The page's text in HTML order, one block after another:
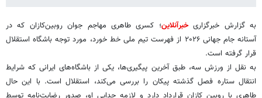
به گزارش خبرگزاریخبرآنلاین؛ کسری طاهری مهاجم جوان روبین‌کازان که در
آستانه جام جهانی ۲۰۲۶ از فهرست تیم ملی خط خورد، مورد توجه باشگاه استقلال
قرار گرفته است.
به نقل از ورزش سه، طبق آخرین پیگیری‌ها، یکی از باشگاه‌های ایرانی که شرایط
انتقال ستاره فصل گذشته پیکان را بررسی می‌کند، استقلال است. با این حال
طاهری با روبین کازان قرارداد دارد و لازمه جدایی او، صدور رضایت‌نامه توسط